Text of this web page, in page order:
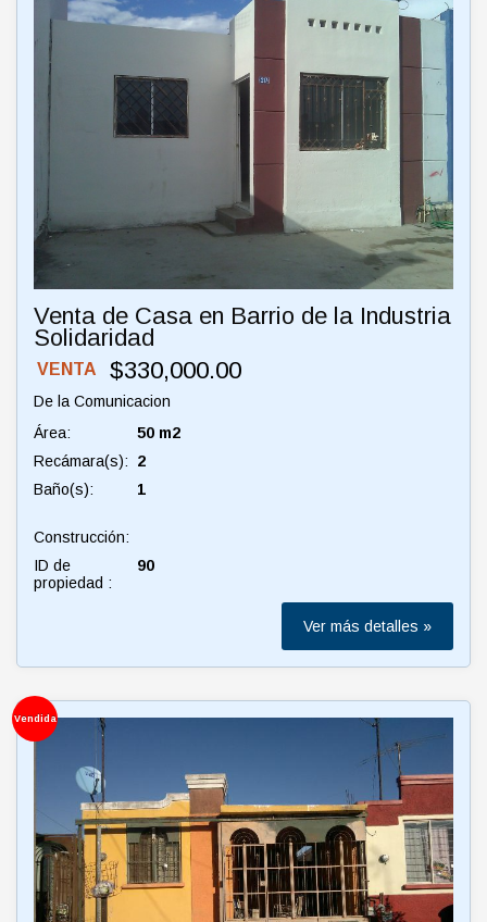
Venta de Casa en Barrio de la Industria
Solidaridad
VENTA $330,000.00
De la Comunicacion
Área:
50 m2
Recámara(s):
2
Baño(s):
1
Construcción:
ID de
propiedad :
90
Ver más detalles »
Vendida